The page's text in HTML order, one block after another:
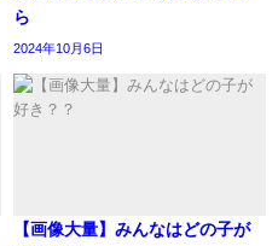
ら
2024年10月6日
【画像大量】みんなはどの子が